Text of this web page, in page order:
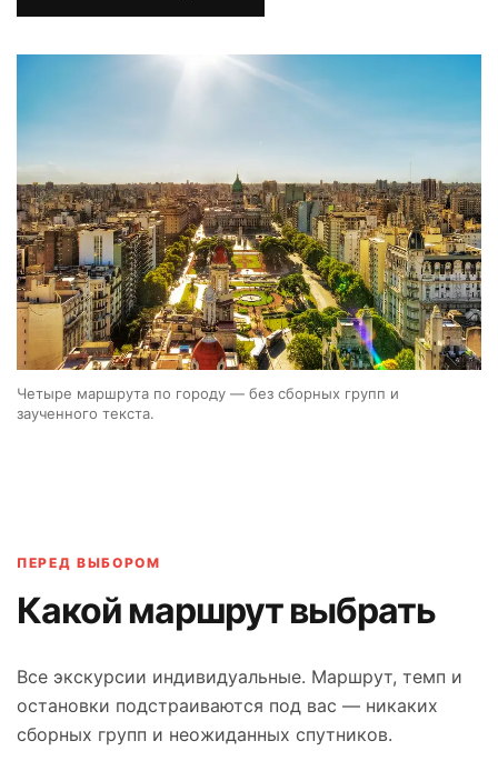
Четыре маршрута по городу — без сборных групп и
заученного текста.
ПЕРЕД ВЫБОРОМ
Какой маршрут выбрать
Все экскурсии индивидуальные. Маршрут, темп и
остановки подстраиваются под вас — никаких
сборных групп и неожиданных спутников.